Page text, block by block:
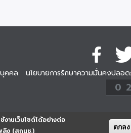
งานเว็บไซต์ได้อย่างต่อ
ลิง (สกนช.)
ตกลง
คคล นโยบายการรักษาความมั่นคงปลอ
ครั้ง
0 2